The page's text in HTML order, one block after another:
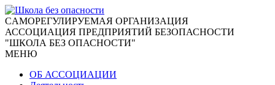
CАМОРЕГУЛИРУЕМАЯ ОРГАНИЗАЦИЯ
АССОЦИАЦИЯ ПРЕДПРИЯТИЙ БЕЗОПАСНОСТИ
"ШКОЛА БЕЗ ОПАСНОСТИ"
МЕНЮ
ОБ АССОЦИАЦИИ